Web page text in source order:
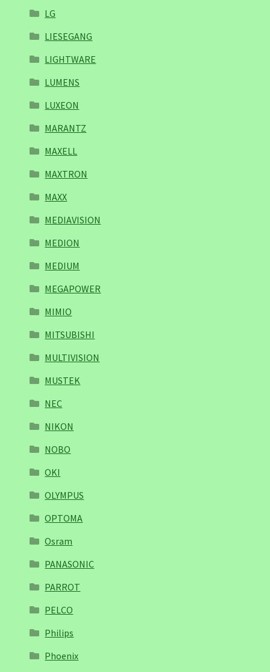
LG
LIESEGANG
LIGHTWARE
LUMENS
LUXEON
MARANTZ
MAXELL
MAXTRON
MAXX
MEDIAVISION
MEDION
MEDIUM
MEGAPOWER
MIMIO
MITSUBISHI
MULTIVISION
MUSTEK
NEC
NIKON
NOBO
OKI
OLYMPUS
OPTOMA
Osram
PANASONIC
PARROT
PELCO
Philips
Phoenix